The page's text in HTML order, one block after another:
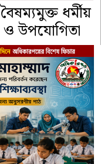
ধর্মীয়
ও উপযোগিতা